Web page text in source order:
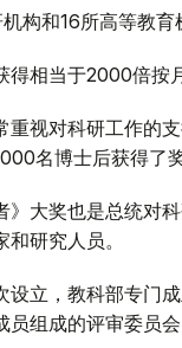
构和16所高等教育
得相当于2000倍按
重视对科研工作的
名博士后获得了奖
》大奖也是总统对
研究人员。
设立，教科部专门
员组成的评审委员